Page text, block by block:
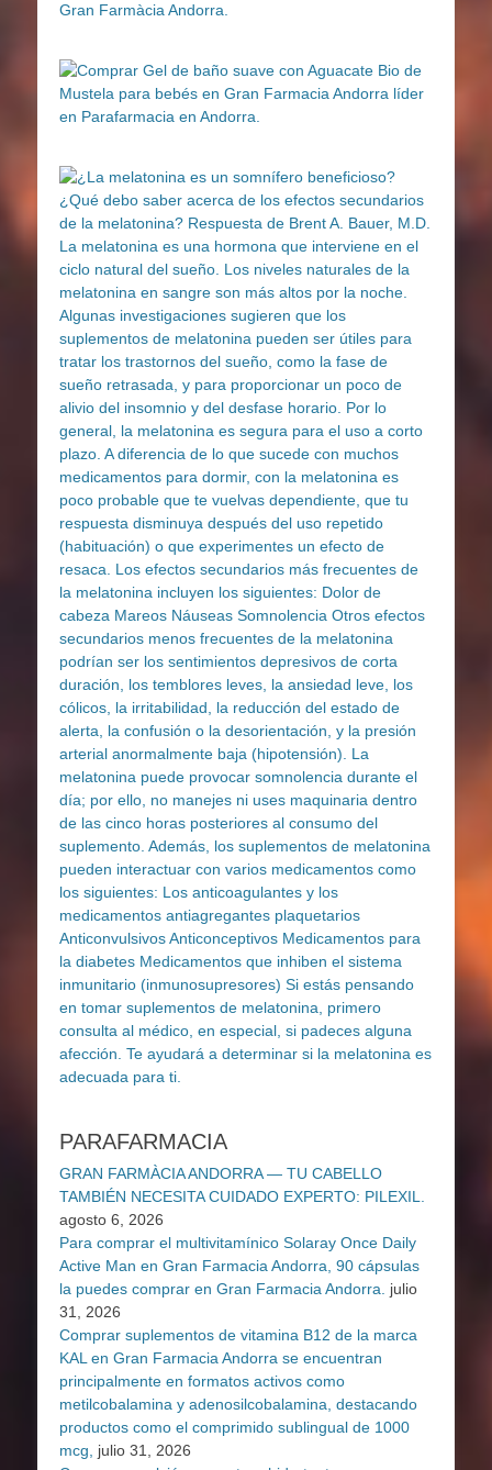
PARAFARMACIA
GRAN FARMÀCIA ANDORRA — TU CABELLO
TAMBIÉN NECESITA CUIDADO EXPERTO: PILEXIL.
agosto 6, 2026
Para comprar el multivitamínico Solaray Once Daily
Active Man en Gran Farmacia Andorra, 90 cápsulas
la puedes comprar en Gran Farmacia Andorra.
julio
31, 2026
Comprar suplementos de vitamina B12 de la marca
KAL en Gran Farmacia Andorra se encuentran
principalmente en formatos activos como
metilcobalamina y adenosilcobalamina, destacando
productos como el comprimido sublingual de 1000
mcg,
julio 31, 2026